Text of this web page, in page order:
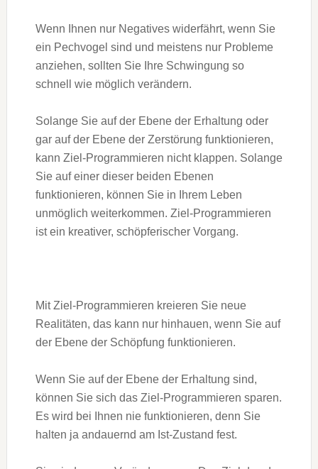
Wenn Ihnen nur Negatives widerfährt, wenn Sie
ein Pechvogel sind und meistens nur Probleme
anziehen, sollten Sie Ihre Schwingung so
schnell wie möglich verändern.
Solange Sie auf der Ebene der Erhaltung oder
gar auf der Ebene der Zerstörung funktionieren,
kann Ziel-Programmieren nicht klappen. Solange
Sie auf einer dieser beiden Ebenen
funktionieren, können Sie in Ihrem Leben
unmöglich weiterkommen. Ziel-Programmieren
ist ein kreativer, schöpferischer Vorgang.
Mit Ziel-Programmieren kreieren Sie neue
Realitäten, das kann nur hinhauen, wenn Sie auf
der Ebene der Schöpfung funktionieren.
Wenn Sie auf der Ebene der Erhaltung sind,
können Sie sich das Ziel-Programmieren sparen.
Es wird bei Ihnen nie funktionieren, denn Sie
halten ja andauernd am Ist-Zustand fest.